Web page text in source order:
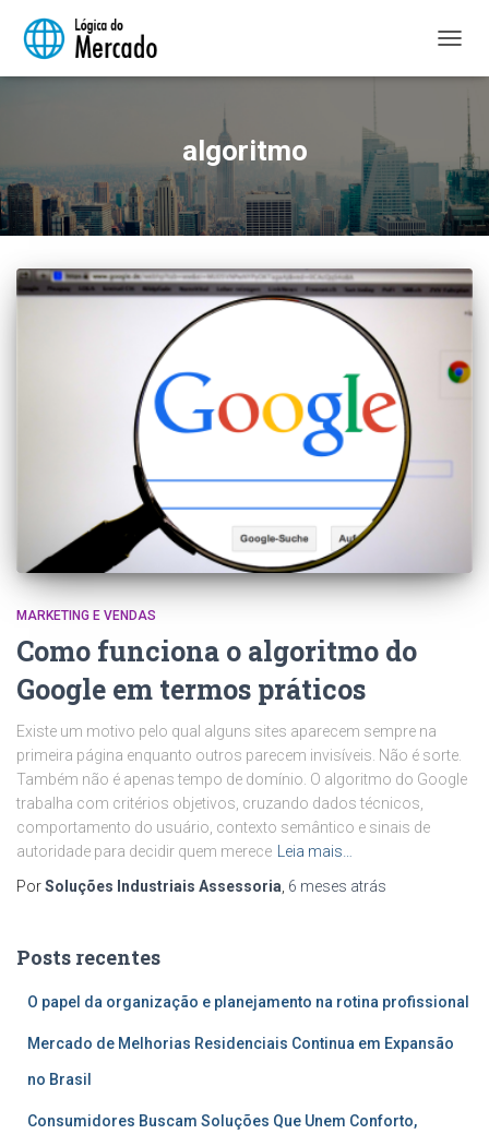
algoritmo
MARKETING E VENDAS
Como funciona o algoritmo do
Google em termos práticos
Existe um motivo pelo qual alguns sites aparecem sempre na
primeira página enquanto outros parecem invisíveis. Não é sorte.
Também não é apenas tempo de domínio. O algoritmo do Google
trabalha com critérios objetivos, cruzando dados técnicos,
comportamento do usuário, contexto semântico e sinais de
autoridade para decidir quem merece
Leia mais…
PorSoluções Industriais Assessoria 6 meses atrás
Posts recentes
O papel da organização e planejamento na rotina profissional
Mercado de Melhorias Residenciais Continua em Expansão
no Brasil
Consumidores Buscam Soluções Que Unem Conforto,